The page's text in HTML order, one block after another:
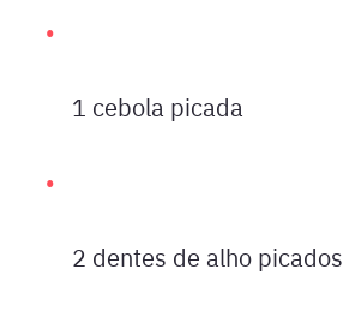
1 cebola picada
2 dentes de alho picados